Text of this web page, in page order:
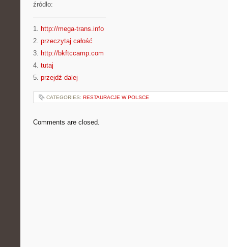
źródło:
———————————
1. http://mega-trans.info
2. przeczytaj całość
3. http://bkftccamp.com
4. tutaj
5. przejdź dalej
CATEGORIES: RESTAURACJE W POLSCE
Comments are closed.